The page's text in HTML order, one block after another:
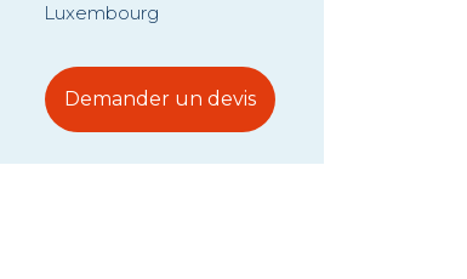
Luxembourg
Demander un devis